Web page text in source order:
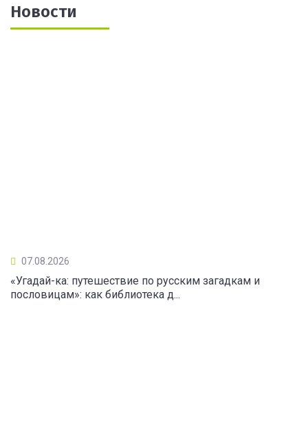
Новости
07.08.2026
«Угадай-ка: путешествие по русским загадкам и
пословицам»: как библиотека д...